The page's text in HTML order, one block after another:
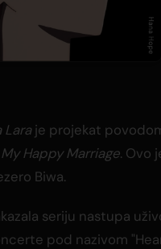
Lara je projekat
My Happy Marriage. Ovo
Biwa.
seriju nastupa
pod nazivom